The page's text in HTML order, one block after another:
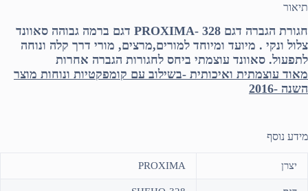
תיאור
חגורת הגברה דגם 328 -PROXIMA דגם ברמה גבוהה סאוונד
צלול ונקי . מיועד ומיוחד למורים,מרצים, מורי דרך קלה ונוחה
לתפעול. סאוונד עוצמתי ביחס לחגורות הגברה אחרות
מאוד עוצמתית ואיכותית -בשילוב עם קומפקטיות ונוחות מוצר
השנה -2016
מידע נוסף
יצרן PROXIMA